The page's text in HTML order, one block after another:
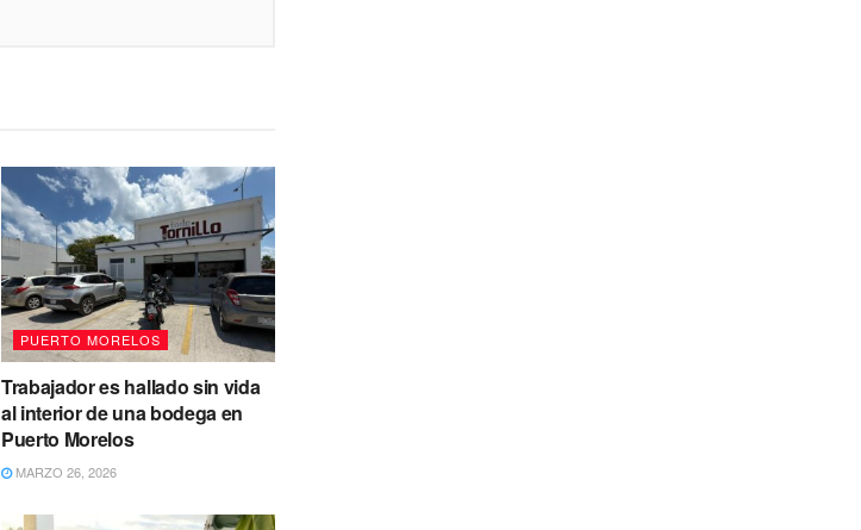
PUERTO MORELOS
Trabajador es hallado sin vida
al interior de una bodega en
Puerto Morelos
MARZO 26, 2026